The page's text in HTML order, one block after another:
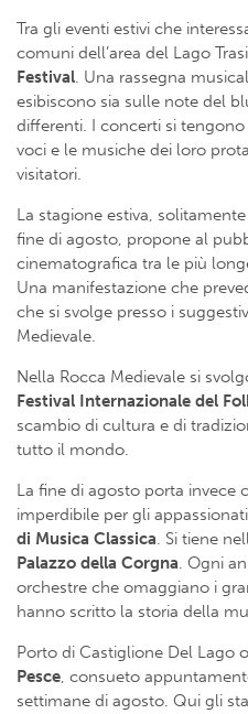
Tra gli eventi estivi che
comuni dell’area del Lago
Festival. Una rassegna
esibiscono sia sulle note del
differenti. I concerti si
voci e le musiche dei loro
visitatori.
La stagione estiva,
fine di agosto, propone al
cinematografica tra le più
Una manifestazione che
che si svolge presso i
Medievale.
Nella Rocca Medievale si
Festival Internazionale del
scambio di cultura e di
tutto il mondo.
La fine di agosto porta invece
imperdibile per gli
di Musica Classica. Si tiene
Palazzo della Corgna. Ogni
orchestre che omaggiano i
hanno scritto la storia della
Porto di Castiglione Del Lago
Pesce, consueto
settimane di agosto. Qui gli